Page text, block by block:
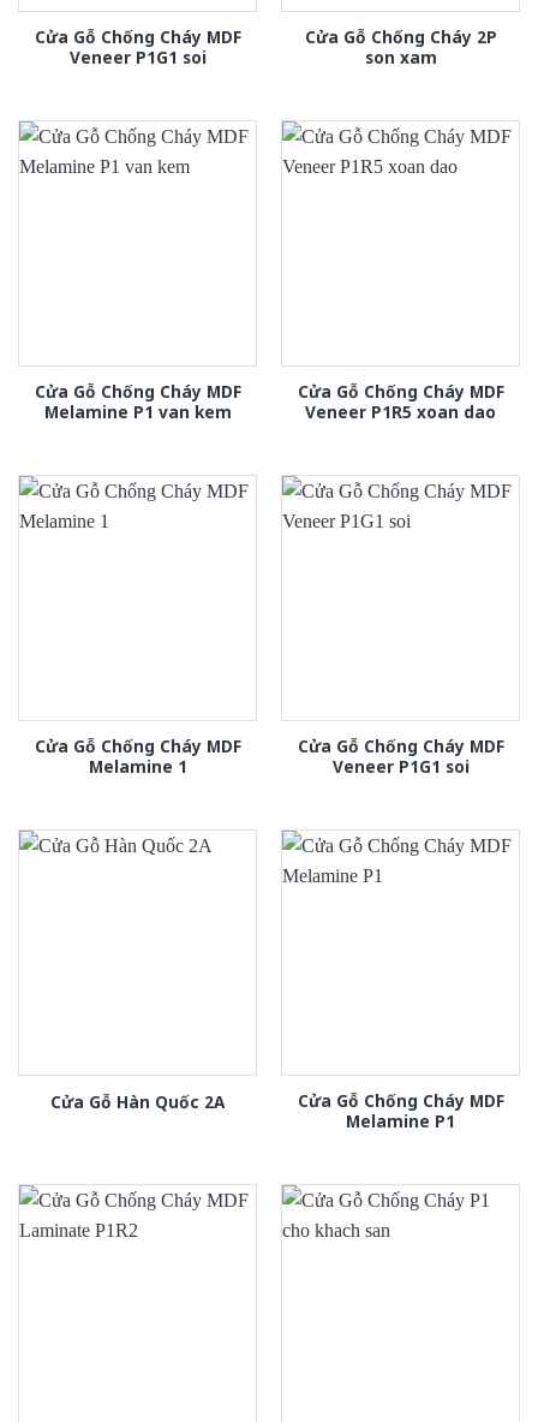
Cửa Gỗ Chống Cháy MDF
Veneer P1G1 soi
Cửa Gỗ Chống Cháy 2P
son xam
Cửa Gỗ Chống Cháy MDF
Melamine P1 van kem
Cửa Gỗ Chống Cháy MDF
Veneer P1R5 xoan dao
Cửa Gỗ Chống Cháy MDF
Melamine 1
Cửa Gỗ Chống Cháy MDF
Veneer P1G1 soi
Cửa Gỗ Hàn Quốc 2A
Cửa Gỗ Chống Cháy MDF
Melamine P1